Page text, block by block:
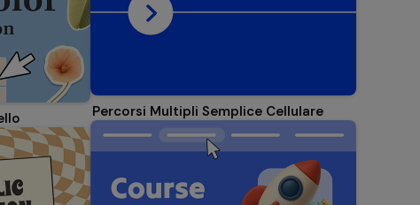
Percorsi Multipli Semplice Cellulare